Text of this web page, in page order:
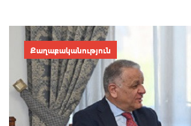
Քաղաքականություն